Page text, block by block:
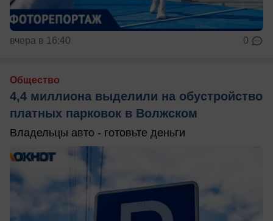
вчера в 16:40 0
Общество
4,4 миллиона выделили на обустройство
платных парковок в Волжском
Владельцы авто - готовьте деньги